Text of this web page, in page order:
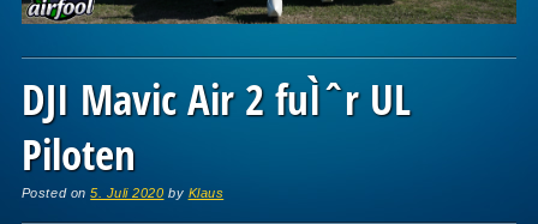
DJI Mavic Air 2 fuÌˆr UL
Piloten
Posted on5. Juli 2020 by Klaus